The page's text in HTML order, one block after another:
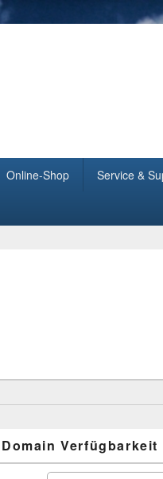
Online-Shop Service &
Domain Verfügbarkeit